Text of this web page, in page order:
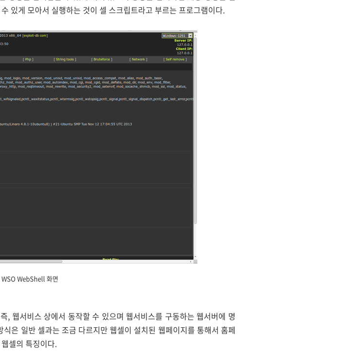
있게 모아서 실행하는 것이 셀 스크립트라고 부르는 프로그램이다.
WSO WebShell 화면
, 웹서비스 상에서 동작할 수 있으며 웹서비스를 구동하는 웹서버에 명
은 일반 셀과는 조금 다르지만 웹셀이 설치된 웹페이지를 통해서 홈페
셀의 특징이다.